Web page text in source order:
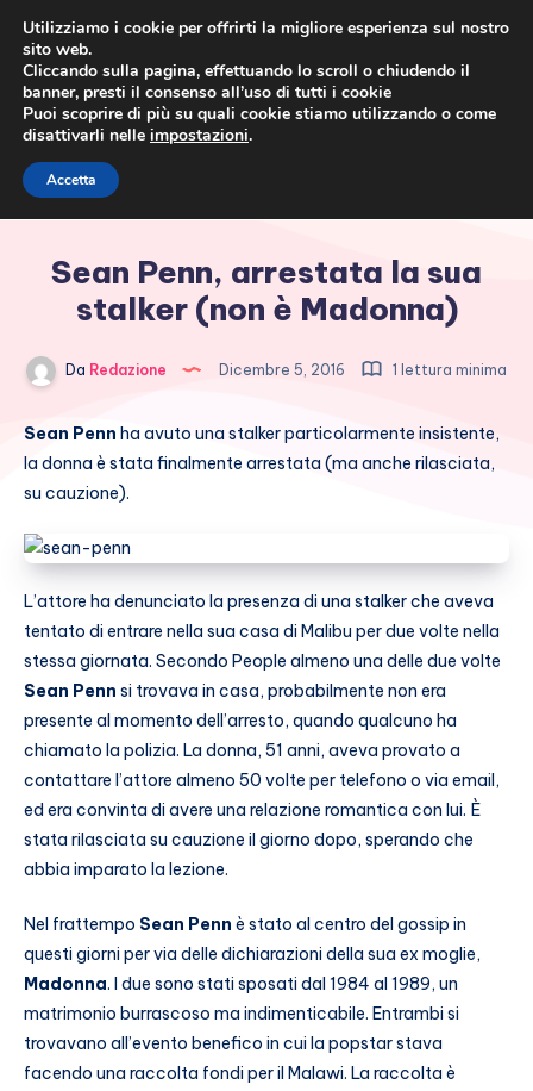
Sean Penn, arrestata la sua
stalker (non è Madonna)
Da Redazione Dicembre 5, 2016 1 lettura minima
Sean Penn ha avuto una stalker particolarmente insistente,
la donna è stata finalmente arrestata (ma anche rilasciata,
su cauzione).
L’attore ha denunciato la presenza di una stalker che aveva
tentato di entrare nella sua casa di Malibu per due volte nella
stessa giornata. Secondo People almeno una delle due volte
Sean Penn si trovava in casa, probabilmente non era
presente al momento dell’arresto, quando qualcuno ha
chiamato la polizia. La donna, 51 anni, aveva provato a
contattare l’attore almeno 50 volte per telefono o via email,
ed era convinta di avere una relazione romantica con lui. È
stata rilasciata su cauzione il giorno dopo, sperando che
abbia imparato la lezione.
Nel frattempo Sean Penn è stato al centro del gossip in
questi giorni per via delle dichiarazioni della sua ex moglie,
Madonna. I due sono stati sposati dal 1984 al 1989, un
matrimonio burrascoso ma indimenticabile. Entrambi si
trovavano all’evento benefico in cui la popstar stava
facendo una raccolta fondi per il Malawi. La raccolta è
Utilizziamo i cookie per offrirti la migliore esperienza sul nostro
sito web.
Cliccando sulla pagina, effettuando lo scroll o chiudendo il
banner, presti il consenso all’uso di tutti i cookie
Puoi scoprire di più su quali cookie stiamo utilizzando o come
disattivarli nelle impostazioni.
Accetta